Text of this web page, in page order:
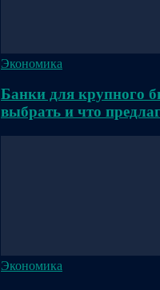
Экономика
Банки для крупного
выбрать и что
Экономика